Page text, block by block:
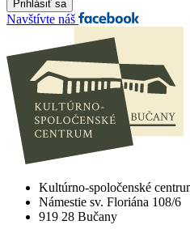
Navštívte náš
Kultúrno-spoločenské
Námestie sv. Floriána 108/6
919 28 Bučany